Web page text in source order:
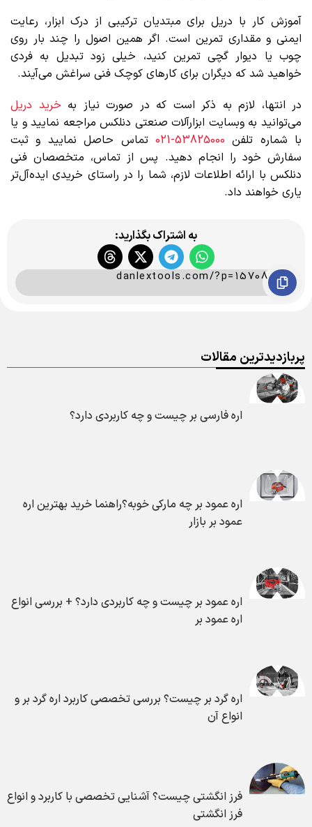
آموزش کار با دریل برای مبتدیان ترکیبی از درک ابزار، رعایت
ایمنی و مقداری تمرین است. اگر همین اصول را چند بار روی
چوب یا دیوار گچی تمرین کنید، خیلی زود تبدیل به فردی
خواهید شد که دیگران برای کارهای کوچک فنی سراغش می‌آیند.
در انتها، لازم به ذکر است که در صورت نیاز به خرید دریل
می‌توانید به وبسایت ابزارآلات صنعتی دنلکس مراجعه نمایید و یا
با شماره تلفن 53825000-021
تماس حاصل نمایید و ثبت
سفارش خود را انجام دهید. پس از تماس، متخصصان فنی
دنلکس با ارائه اطلاعات لازم، شما را در راستای خریدی ایده‌آل‌تر
یاری خواهند داد.
به اشتراک بگذارید:
danlextools.com/?p=15708
پربازدیدترین مقالات
اره فارسی بر چیست و چه کاربردی دارد؟
اره عمود بر چه مارکی خوبه؟راهنما خرید بهترین اره
عمود بر بازار
اره عمود بر چیست و چه کاربردی دارد؟ + بررسی انواع
اره عمود بر
اره گرد بر چیست؟ بررسی تخصصی کاربرد اره گرد بر و
انواع آن
فرز انگشتی چیست؟ آشنایی تخصصی با کاربرد و انواع
فرز انگشتی